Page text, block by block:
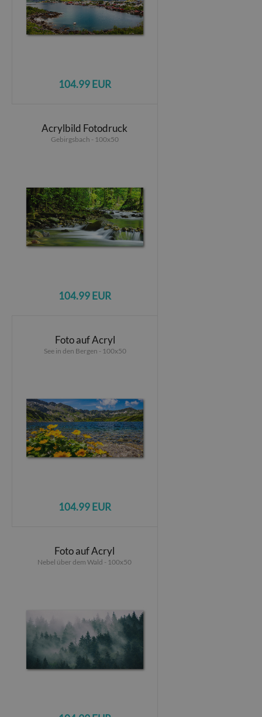
104.99 EUR
Acrylbild Fotodruck
Gebirgsbach - 100x50
104.99 EUR
Foto auf Acryl
See in den Bergen - 100x50
104.99 EUR
Foto auf Acryl
Nebel über dem Wald - 100x50